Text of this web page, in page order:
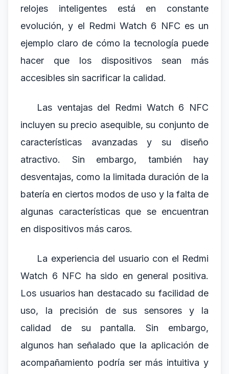
relojes inteligentes está en constante
evolución, y el Redmi Watch 6 NFC es un
ejemplo claro de cómo la tecnología puede
hacer que los dispositivos sean más
accesibles sin sacrificar la calidad.
Las ventajas del Redmi Watch 6 NFC
incluyen su precio asequible, su conjunto de
características avanzadas y su diseño
atractivo. Sin embargo, también hay
desventajas, como la limitada duración de la
batería en ciertos modos de uso y la falta de
algunas características que se encuentran
en dispositivos más caros.
La experiencia del usuario con el Redmi
Watch 6 NFC ha sido en general positiva.
Los usuarios han destacado su facilidad de
uso, la precisión de sus sensores y la
calidad de su pantalla. Sin embargo,
algunos han señalado que la aplicación de
acompañamiento podría ser más intuitiva y